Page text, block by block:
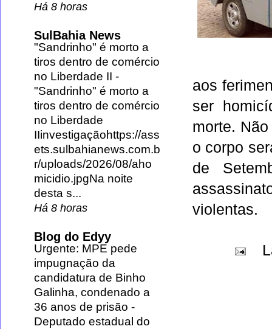
aos
ser
morte.
o corpo
de
violentas.
Há 8 horas
SulBahia News
"Sandrinho" é morto a
tiros dentro de comércio
no Liberdade II -
"Sandrinho" é morto a
tiros dentro de comércio
no Liberdade
IIinvestigaçãohttps://ass
ets.sulbahianews.com.b
r/uploads/2026/08/aho
micidio.jpgNa noite
desta s...
Há 8 horas
Blog do Edyy
Urgente: MPE pede
impugnação da
candidatura de Binho
Galinha, condenado a
36 anos de prisão -
Deputado estadual do